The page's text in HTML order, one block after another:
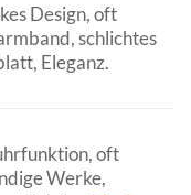
Design, oft
schlichtes
Eleganz.
oft
Werke,